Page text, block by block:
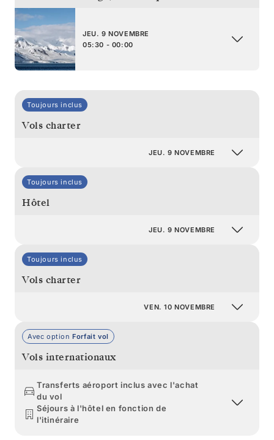
JEU. 9 NOVEMBRE
05:30 - 00:00
Toujours inclus
Vols charter
JEU. 9 NOVEMBRE
Toujours inclus
Hôtel
JEU. 9 NOVEMBRE
Toujours inclus
Vols charter
VEN. 10 NOVEMBRE
Avec option Forfait vol
Vols internationaux
Transferts aéroport inclus avec l'achat
du vol
Séjours à l'hôtel en fonction de
l'itinéraire